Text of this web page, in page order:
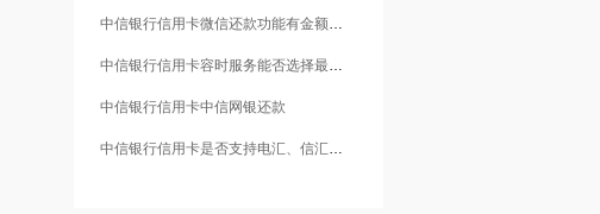
中信银行信用卡微信还款功能有金额限制吗？
中信银行信用卡容时服务能否选择最低还款？
中信银行信用卡中信网银还款
中信银行信用卡是否支持电汇、信汇还款？